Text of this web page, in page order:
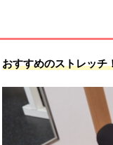
おすすめのストレッチ